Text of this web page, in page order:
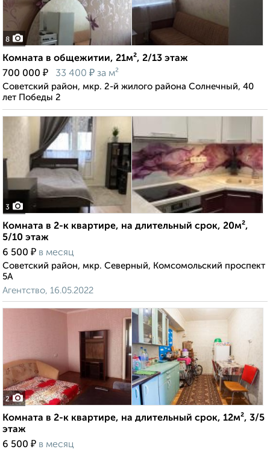
8
Комната в общежитии, 21м², 2/13 этаж
700 000 ₽ 33 400 ₽ за м²
Советский район, мкр. 2-й жилого района Солнечный, 40
лет Победы 2
3
Комната в 2-к квартире, на длительный срок, 20м²,
5/10 этаж
6 500 ₽ в месяц
Советский район, мкр. Северный, Комсомольский проспект
5А
Агентство, 16.05.2022
2
Комната в 2-к квартире, на длительный срок, 12м², 3/5
этаж
6 500 ₽ в месяц